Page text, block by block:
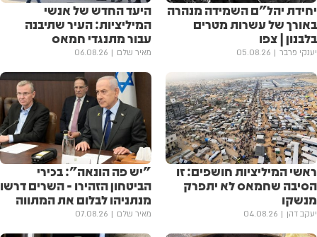
יחידת יהל״ם השמידה מנהרה
באורך של עשרות מטרים
בלבנון | צפו
יענקי פרבר 05.08.26
היעד החדש של אנשי
המיליציות: העיר שתיבנה
עבור מתנגדי חמאס
מאיר שלם 06.08.26
ראשי המיליציות חושפים: זו
הסיבה שחמאס לא יתפרק
מנשקו
יעקב דהן 04.08.26
"יש פה הונאה": בכירי
הביטחון הזהירו - השרים דרשו
מנתניהו לבלום את המתווה
מאיר שלם 07.08.26